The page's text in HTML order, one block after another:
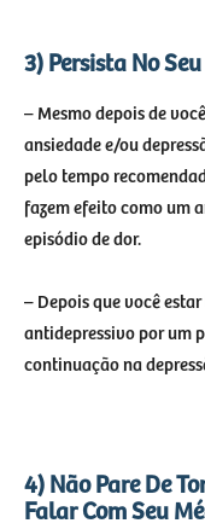
3) Persista No
– Mesmo depois de
ansiedade e/ou
pelo tempo
fazem efeito como um
episódio de dor.
– Depois que você
antidepressivo por um
continuação na
4) Não Pare De
Falar Com Seu